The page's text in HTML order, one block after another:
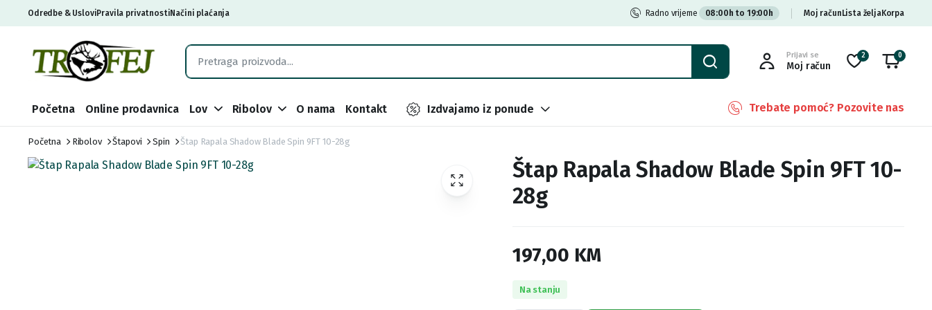
Odredbe & UsloviPravila privatnostiNačini plaćanja Radno vrijeme 08:00h to 19:00h Moj račun Lista željaKorpa
Prijavi se
Moj račun
2 0
Početna Online prodavnica Lov Ribolov O nama Kontakt Izdvajamo iz ponude Trebate pomoć? Pozovite nas
Početna Ribolov Štapovi Spin Štap Rapala Shadow Blade Spin 9FT 10-28g
Štap Rapala Shadow Blade Spin 9FT 10-
28g
197,00 KM
Na stanju